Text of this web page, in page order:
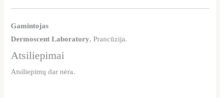
Gamintojas
Dermoscent Laboratory, Prancūzija.
Atsiliepimai
Atsiliepimų dar nėra.